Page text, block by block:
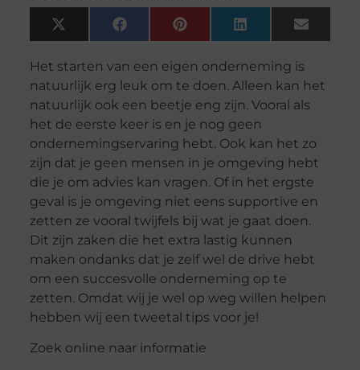
X
(Twitter)
FacebookPinterest LinkedIn Email
Het starten van een eigen onderneming is
natuurlijk erg leuk om te doen. Alleen kan het
natuurlijk ook een beetje eng zijn. Vooral als
het de eerste keer is en je nog geen
ondernemingservaring hebt. Ook kan het zo
zijn dat je geen mensen in je omgeving hebt
die je om advies kan vragen. Of in het ergste
geval is je omgeving niet eens supportive en
zetten ze vooral twijfels bij wat je gaat doen.
Dit zijn zaken die het extra lastig kunnen
maken ondanks dat je zelf wel de drive hebt
om een succesvolle onderneming op te
zetten. Omdat wij je wel op weg willen helpen
hebben wij een tweetal tips voor je!
Zoek online naar informatie